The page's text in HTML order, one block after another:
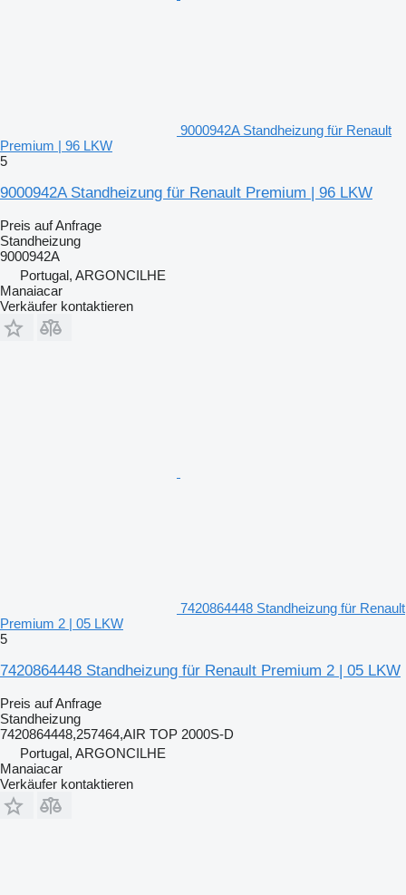
9000942A Standheizung für Renault
Premium | 96 LKW
5
9000942A Standheizung für Renault Premium | 96 LKW
Preis auf Anfrage
Standheizung
9000942A
Portugal, ARGONCILHE
Manaiacar
Verkäufer kontaktieren
7420864448 Standheizung für Renault
Premium 2 | 05 LKW
5
7420864448 Standheizung für Renault Premium 2 | 05 LKW
Preis auf Anfrage
Standheizung
7420864448,257464,AIR TOP 2000S-D
Portugal, ARGONCILHE
Manaiacar
Verkäufer kontaktieren